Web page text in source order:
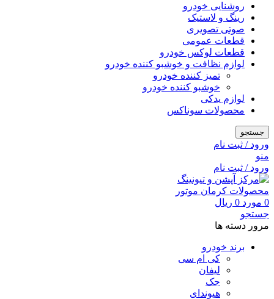
روشنایی خودرو
رینگ و لاستیک
صوتی تصویری
قطعات عمومی
قطعات لوکس خودرو
لوازم نظافت و خوشبو کننده خودرو
تمیز کننده خودرو
خوشبو کننده خودرو
لوازم یدکی
محصولات سوناکس
جستجو
ورود / ثبت نام
منو
ورود / ثبت نام
0 مورد 0 ریال
جستجو
مرور دسته ها
برند خودرو
کی ام سی
لیفان
جک
هیوندای